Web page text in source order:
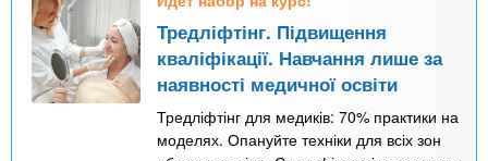
n
Онлайн курсы
За рубежом
Тредліфтінг. Підвищення
кваліфікації. Навчання лише за
наявності медичної освіти
Тредліфтінг для медиків: 70% практики на
моделях. Опануйте техніки для всіх зон